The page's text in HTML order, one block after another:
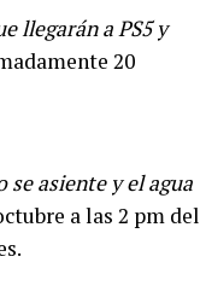
llegarán a PS5 y
20
se asiente y el agua
a las 2 pm del